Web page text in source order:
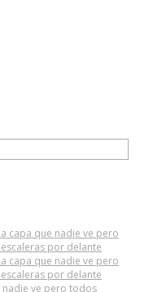
capa que nadie ve pero
por delante
capa que nadie ve pero
por delante
nadie ve pero todos